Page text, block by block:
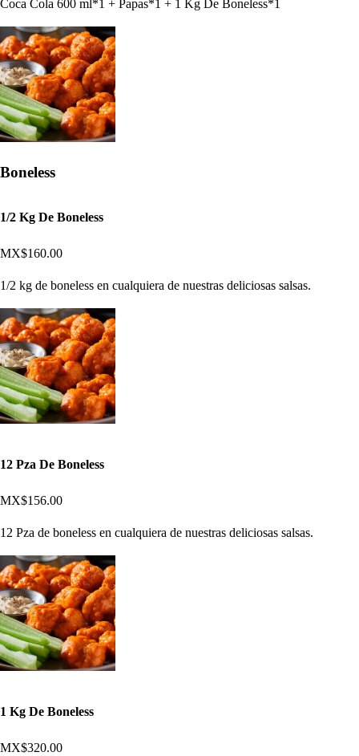
Coca Cola 600 ml*1 + Papas*1 + 1 Kg De Boneless*1
Boneless
1/2 Kg De Boneless
MX$160.00
1/2 kg de boneless en cualquiera de nuestras deliciosas salsas.
12 Pza De Boneless
MX$156.00
12 Pza de boneless en cualquiera de nuestras deliciosas salsas.
1 Kg De Boneless
MX$320.00